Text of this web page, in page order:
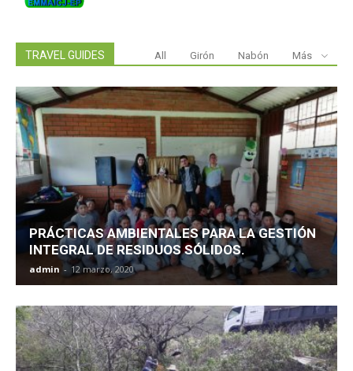
TRAVEL GUIDES All Girón Nabón Más
PRÁCTICAS AMBIENTALES PARA LA GESTIÓN
INTEGRAL DE RESIDUOS SÓLIDOS.
admin - 12 marzo, 2020